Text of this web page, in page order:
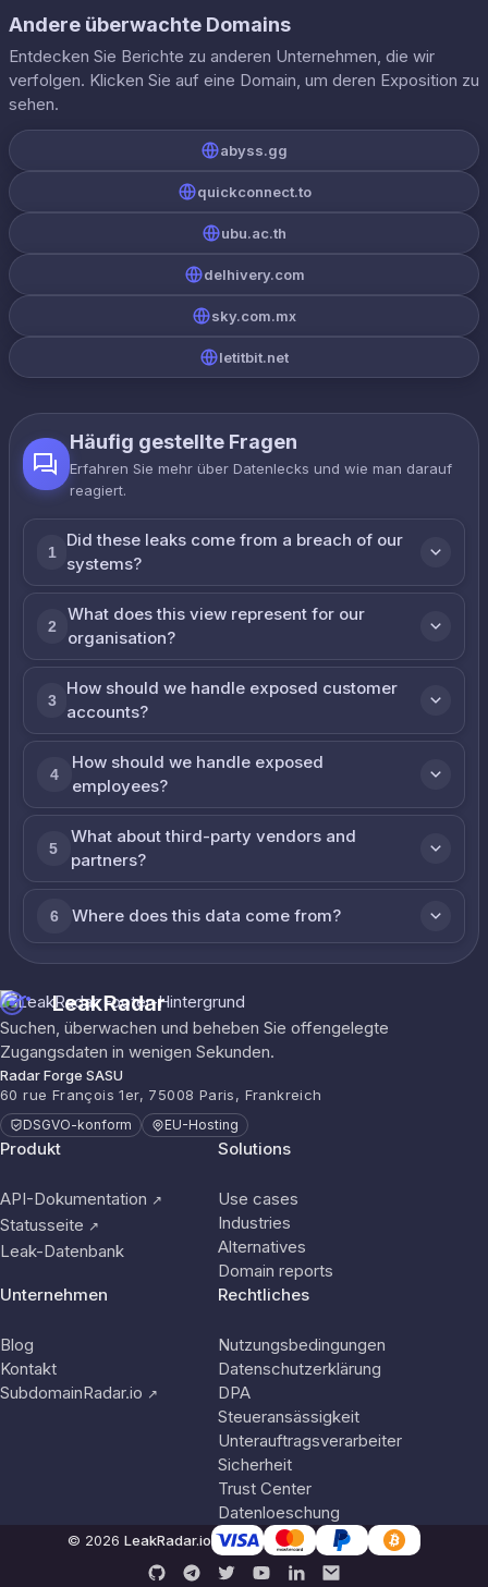
Andere überwachte Domains
Entdecken Sie Berichte zu anderen Unternehmen, die wir
verfolgen. Klicken Sie auf eine Domain, um deren Exposition zu
sehen.
abyss.gg
quickconnect.to
ubu.ac.th
delhivery.com
sky.com.mx
letitbit.net
Häufig gestellte Fragen
Erfahren Sie mehr über Datenlecks und wie man darauf
reagiert.
1
Did these leaks come from a breach of our
systems?
2
What does this view represent for our
organisation?
3
How should we handle exposed customer
accounts?
4
How should we handle exposed
employees?
5
What about third-party vendors and
partners?
6 Where does this data come from?
LeakRadar
Suchen, überwachen und beheben Sie offengelegte
Zugangsdaten in wenigen Sekunden.
Radar Forge SASU
60 rue François 1er, 75008 Paris, Frankreich
DSGVO-konform EU-Hosting
Produkt
API-Dokumentation ↗
Statusseite ↗
Leak-Datenbank
Solutions
Use cases
Industries
Alternatives
Domain reports
Unternehmen
Blog
Kontakt
SubdomainRadar.io ↗
Rechtliches
Nutzungsbedingungen
Datenschutzerklärung
DPA
Steueransässigkeit
Unterauftragsverarbeiter
Sicherheit
Trust Center
Datenloeschung
© 2026 LeakRadar.io